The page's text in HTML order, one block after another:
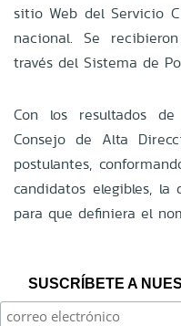
sitio Web del Servicio
nacional. Se
través del Sistema de
Con los resultados
Consejo de Alta
postulantes,
candidatos elegibles,
para que definiera el
SUSCRÍBETE A